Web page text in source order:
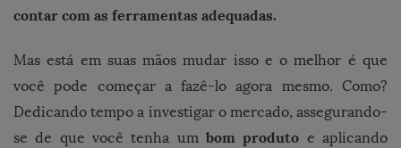
contar com as ferramentas adequadas.
Mas está em suas mãos mudar isso e o melhor é que
você pode começar a fazê-lo agora mesmo. Como?
Dedicando tempo a investigar o mercado, assegurando-
se de que você tenha um bom produto e aplicando